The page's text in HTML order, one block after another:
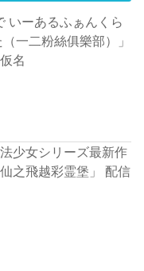
いーあるふぁんくら
一二粉絲俱樂部）」
名
少女シリーズ最新作
仙之飛越彩霊堡」 配信